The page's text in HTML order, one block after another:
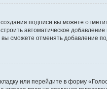
подписи вы можете
автоматическое добавление
сможете отменять добавление
или перейдите в форму